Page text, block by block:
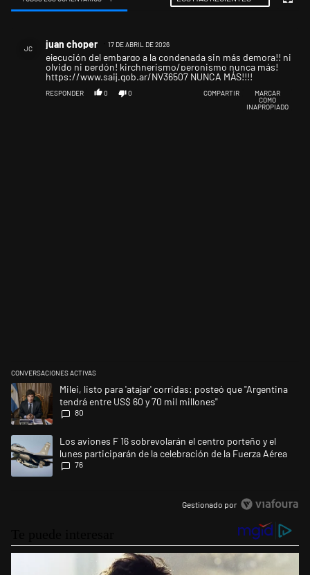
JC juan choper 17 DE ABRIL DE 2026
ejecución del embargo a la condenada sin más demora!! ni
olvido ni perdón! kirchnerismo/peronismo nunca más!
https://www.saij.gob.ar/NV36507 NUNCA MÁS!!!!
RESPONDER 0 0 COMPARTIR
MARCAR
COMO
INAPROPIADO
CONVERSACIONES ACTIVAS
Este listado muestra los artículos con más comentarios en los últimos
Un artículo de tendencia con el título "Milei, listo para 'atajar' corridas:
Milei, listo para 'atajar' corridas: posteó que "Argentina
tendrá entre US$ 60 y 70 mil millones"
80
Un artículo de tendencia con el título "Los aviones F 16 sobrevolarán
Los aviones F 16 sobrevolarán el centro porteño y el
lunes participarán de la celebración de la Fuerza Aérea
76
Gestionado por